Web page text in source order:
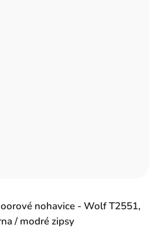
nohavice - Wolf T2551,
/ modré zipsy